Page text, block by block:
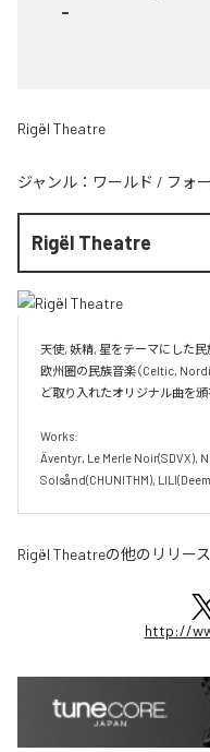
-
Rigël Theatre
ジャンル： ワールド / フォ
Rigël Theatre
天使, 妖精, 星をテーマにした民
欧州圏の民族音楽（Celtic,
ど取り入れたオリジナル曲を頒
Works:
Äventyr, Le Merle Noir(SDVX),
Solsånd(CHUNITHM),
Rigël Theatreの他のリリース
http://